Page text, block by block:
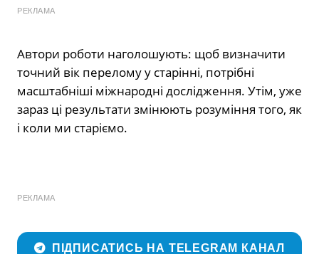
РЕКЛАМА
Автори роботи наголошують: щоб визначити
точний вік перелому у старінні, потрібні
масштабніші міжнародні дослідження. Утім, уже
зараз ці результати змінюють розуміння того, як
і коли ми старіємо.
РЕКЛАМА
ПІДПИСАТИСЬ НА TELEGRAM КАНАЛ